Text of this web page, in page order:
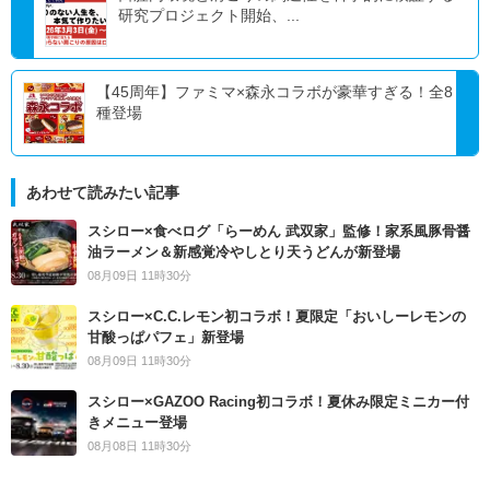
研究プロジェクト開始、...
【45周年】ファミマ×森永コラボが豪華すぎる！全8
種登場
あわせて読みたい記事
スシロー×食べログ「らーめん 武双家」監修！家系風豚骨醤
油ラーメン＆新感覚冷やしとり天うどんが新登場
08月09日 11時30分
スシロー×C.C.レモン初コラボ！夏限定「おいしーレモンの
甘酸っぱパフェ」新登場
08月09日 11時30分
スシロー×GAZOO Racing初コラボ！夏休み限定ミニカー付
きメニュー登場
08月08日 11時30分